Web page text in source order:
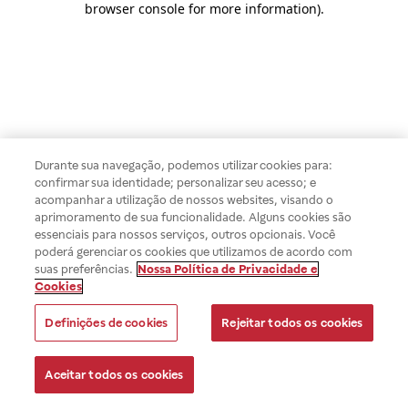
browser console for more information).
Durante sua navegação, podemos utilizar cookies para:
confirmar sua identidade; personalizar seu acesso; e
acompanhar a utilização de nossos websites, visando o
aprimoramento de sua funcionalidade. Alguns cookies são
essenciais para nossos serviços, outros opcionais. Você
poderá gerenciar os cookies que utilizamos de acordo com
suas preferências. Nossa Política de Privacidade e
Cookies
Definições de cookies Rejeitar todos os cookies
Aceitar todos os cookies